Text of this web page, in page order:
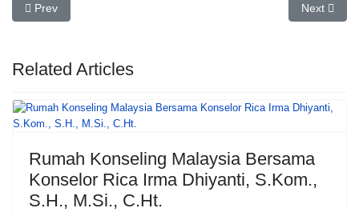
Previous article: Rekomendasi Tempat Konseling Terdekat dari
Prev Next
Next
Related Articles
Rumah Konseling Malaysia Bersama
Konselor Rica Irma Dhiyanti, S.Kom.,
S.H., M.Si., C.Ht.